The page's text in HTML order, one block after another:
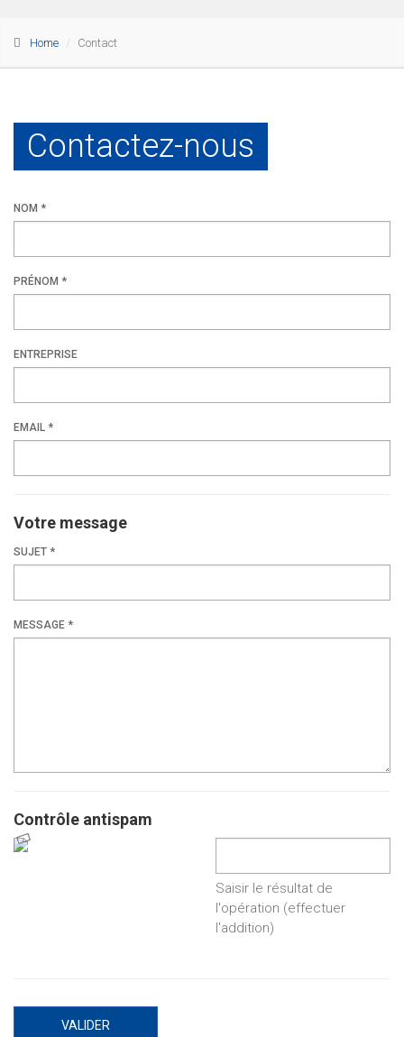
Home Contact
Contactez-nous
NOM *
PRÉNOM *
ENTREPRISE
EMAIL *
Votre message
SUJET *
MESSAGE *
Contrôle antispam
Saisir le résultat de
l'opération (effectuer
l'addition)
VALIDER